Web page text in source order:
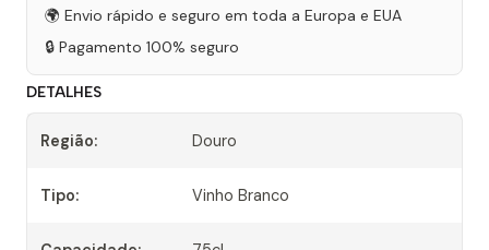
🌍 Envio rápido e seguro em toda a Europa e EUA
🔒 Pagamento 100% seguro
DETALHES
Região: Douro
Tipo: Vinho Branco